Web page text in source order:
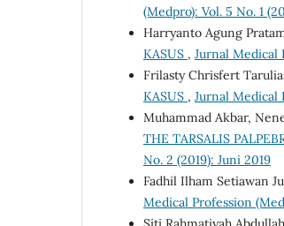
(Medpro): Vol. 5 No. 1
Harryanto Agung
KASUS , Jurnal Medical
Frilasty Chrisfert
KASUS , Jurnal Medical
Muhammad Akbar,
THE TARSALIS
No. 2 (2019): Juni 2019
Fadhil Ilham Setiawan
Medical Profession